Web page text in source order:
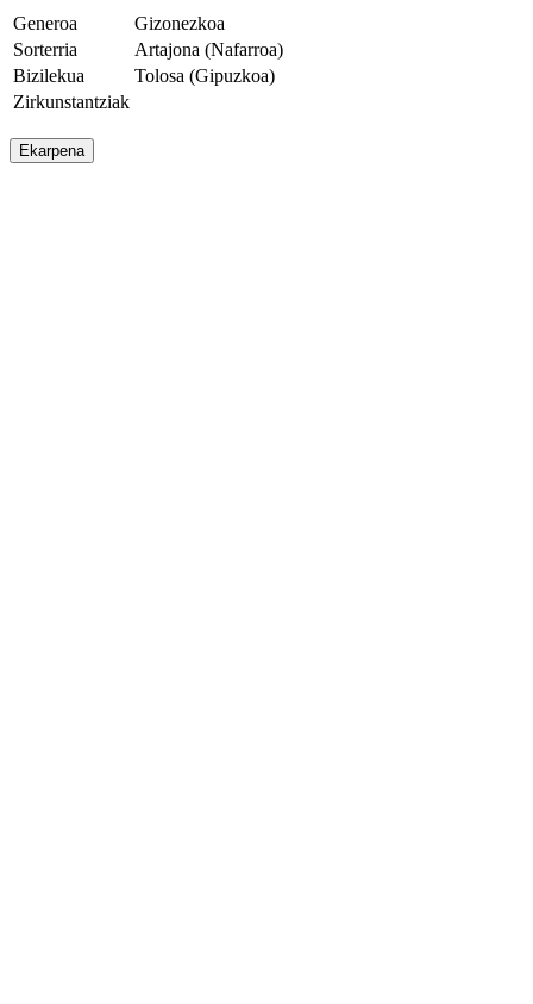
Generoa
Gizonezkoa
Sorterria
Artajona (Nafarroa)
Bizilekua
Tolosa (Gipuzkoa)
Zirkunstantziak